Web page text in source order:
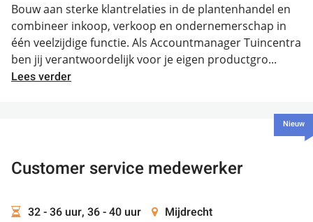
Bouw aan sterke klantrelaties in de plantenhandel en
combineer inkoop, verkoop en ondernemerschap in
één veelzijdige functie. Als Accountmanager Tuincentra
ben jij verantwoordelijk voor je eigen productgro...
Lees verder
Customer service medewerker
32 - 36 uur, 36 - 40 uur Mijdrecht
Nieuw